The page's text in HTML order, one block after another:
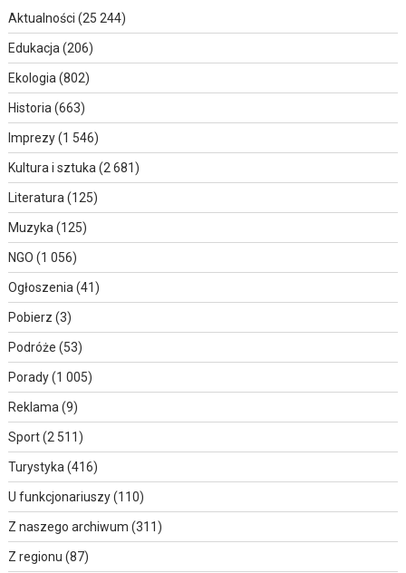
Aktualności (25 244)
Edukacja(206)
Ekologia(802)
Historia(663)
Imprezy(1 546)
Kultura i sztuka(2 681)
Literatura(125)
Muzyka(125)
NGO (1 056)
Ogłoszenia(41)
Pobierz (3)
Podróże (53)
Porady(1 005)
Reklama(9)
Sport(2 511)
Turystyka(416)
U funkcjonariuszy(110)
Z naszego archiwum (311)
Z regionu (87)